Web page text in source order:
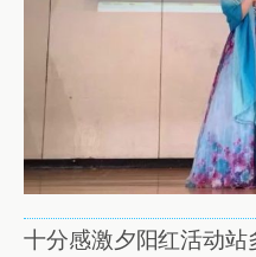
十分感激夕阳红活动